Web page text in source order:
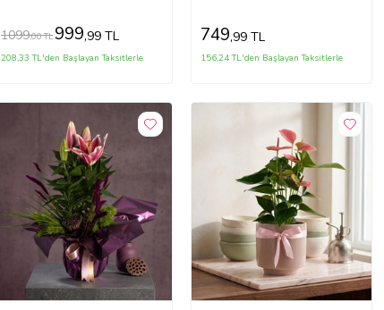
1099,00 TL 999,99 TL
208,33 TL'den Başlayan Taksitlerle
749,99 TL
156,24 TL'den Başlayan Taksitlerle